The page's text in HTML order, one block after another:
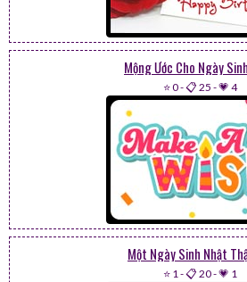
Mộng Ước Cho Ngày
⭐ 0-📋 25 -💗 4
Một Ngày Sinh Nhật
⭐ 1-📋 20-💗 1